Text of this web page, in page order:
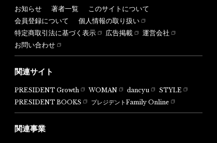
お知らせ 著者一覧
このサイトについて
会員登録について
個人情報の取り扱い
特定商取引法に基づく表示
広告掲載
運営会社
お問い合わせ
関連サイト
PRESIDENT Growth WOMAN dancyu
STYLE
PRESIDENT BOOKS
プレジデントFamily Online
関連事業